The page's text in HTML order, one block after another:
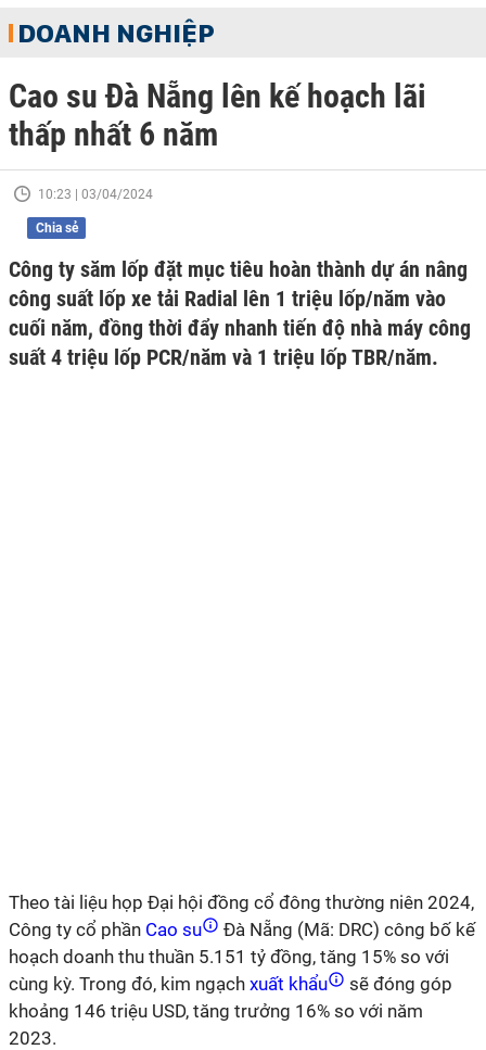
DOANH NGHIỆP
Cao su Đà Nẵng lên kế hoạch lãi
thấp nhất 6 năm
10:23 | 03/04/2024
Chia sẻ
Công ty săm lốp đặt mục tiêu hoàn thành dự án nâng
công suất lốp xe tải Radial lên 1 triệu lốp/năm vào
cuối năm, đồng thời đẩy nhanh tiến độ nhà máy công
suất 4 triệu lốp PCR/năm và 1 triệu lốp TBR/năm.
Theo tài liệu họp Đại hội đồng cổ đông thường niên 2024,
Công ty cổ phần Cao su
Đà Nẵng (Mã: DRC) công bố kế
hoạch doanh thu thuần 5.151 tỷ đồng, tăng 15% so với
cùng kỳ. Trong đó, kim ngạch xuất khẩu
sẽ đóng góp
khoảng 146 triệu USD, tăng trưởng 16% so với năm
2023.